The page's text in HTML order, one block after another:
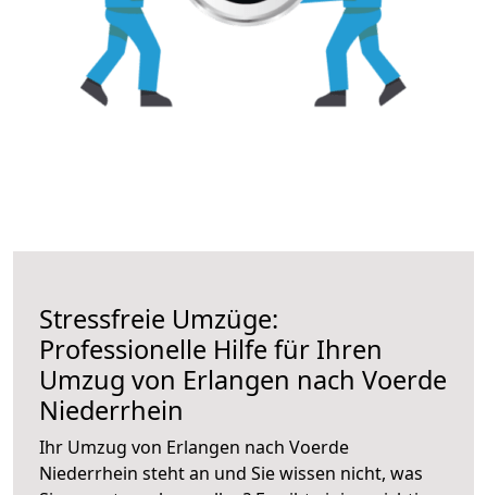
Stressfreie Umzüge:
Professionelle Hilfe für Ihren
Umzug von Erlangen nach Voerde
Niederrhein
Ihr Umzug von Erlangen nach Voerde
Niederrhein steht an und Sie wissen nicht, was